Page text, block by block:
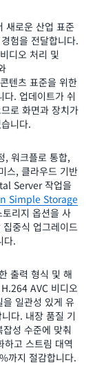
새로운 산업 표준
험을 전달합니다.
디오 처리 및
텐츠 표준을 위한
다. 업데이트가 쉬
로 화면과 장치가
니다.
, 워크플로 통합,
스, 클라우드 기반
Server 작업을
Simple Storage
리지 옵션을 사
중식 업그레이드
다.
출력 형식 및 해
AVC 비디오
일관성 있게 유
다. 내장 품질 기
성 수준에 맞춰
하고 스트림 대역
까지 절감합니다.